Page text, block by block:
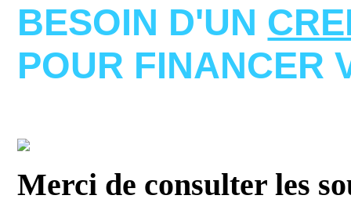
BESOIN D'UN
POUR FINANCER
Merci de consulter les